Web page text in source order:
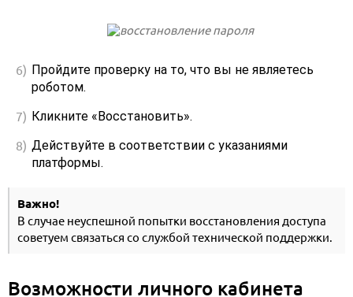
Пройдите проверку на то, что вы не являетесь
роботом.
Кликните «Восстановить».
Действуйте в соответствии с указаниями
платформы.
Важно!
В случае неуспешной попытки восстановления доступа
советуем связаться со службой технической поддержки.
Возможности личного кабинета